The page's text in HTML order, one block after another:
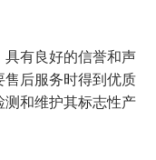
有良好的信誉和声
后服务时得到优质
和维护其标志性产